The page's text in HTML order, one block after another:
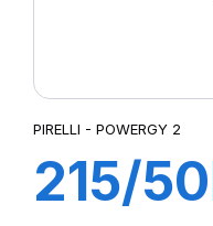
PIRELLI - POWERGY 2
215/